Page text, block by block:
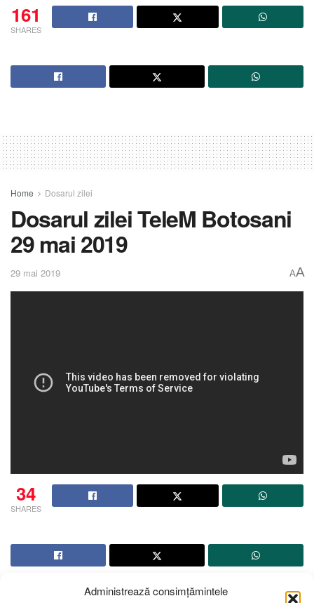
Administrează consimțămintele
161
SHARES
Home Dosarul zilei
Dosarul zilei TeleM Botosani
29 mai 2019
29 mai 2019 AA
34
SHARES